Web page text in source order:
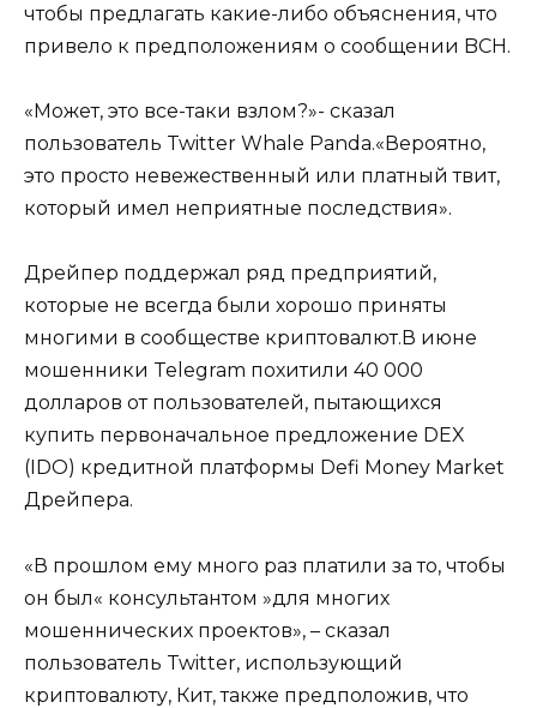
чтобы предлагать какие-либо объяснения, что
привело к предположениям о сообщении BCH.
«Может, это все-таки взлом?»- сказал
пользователь Twitter Whale Panda.«Вероятно,
это просто невежественный или платный твит,
который имел неприятные последствия».
Дрейпер поддержал ряд предприятий,
которые не всегда были хорошо приняты
многими в сообществе криптовалют.В июне
мошенники Telegram похитили 40 000
долларов от пользователей, пытающихся
купить первоначальное предложение DEX
(IDO) кредитной платформы Defi Money Market
Дрейпера.
«В прошлом ему много раз платили за то, чтобы
он был« консультантом »для многих
мошеннических проектов», – сказал
пользователь Twitter, использующий
криптовалюту, Кит, также предположив, что